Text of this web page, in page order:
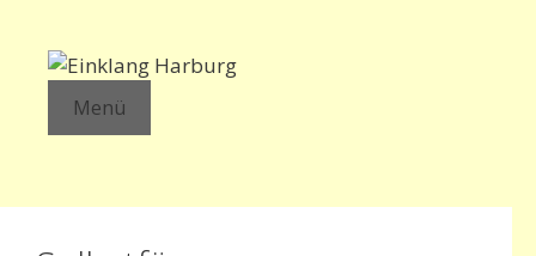
Inhalt
springen
Menü